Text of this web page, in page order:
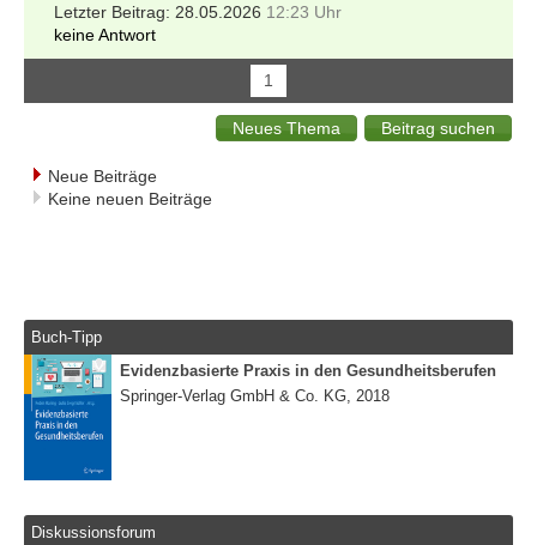
28.05.2026 12:23 Uhr
keine Antwort
1
Neue Beiträge
Keine neuen Beiträge
Buch-Tipp
Evidenzbasierte Praxis in den Gesundheitsberufen
Springer-Verlag GmbH & Co. KG, 2018
Diskussionsforum